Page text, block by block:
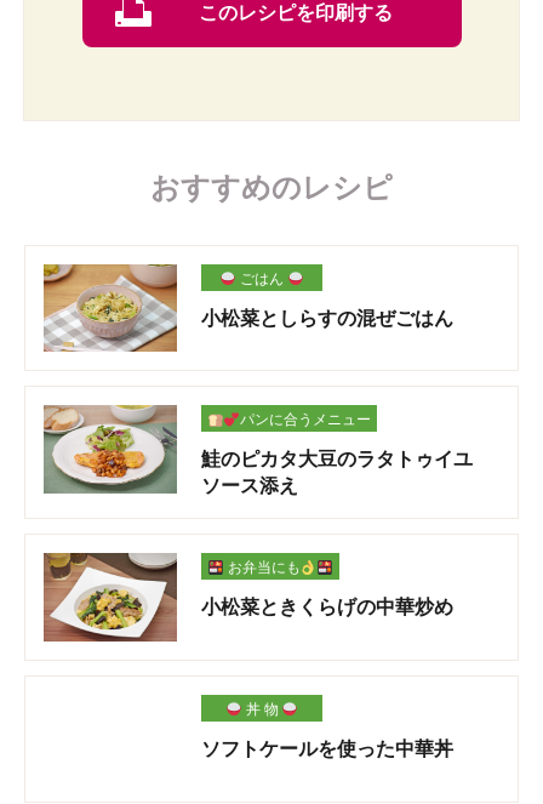
このレシピを印刷する
おすすめのレシピ
ごはん
小松菜としらすの混ぜごはん
パンに合うメニュー
鮭のピカタ大豆のラタトゥイユ
ソース添え
お弁当にも
小松菜ときくらげの中華炒め
丼 物
ソフトケールを使った中華丼